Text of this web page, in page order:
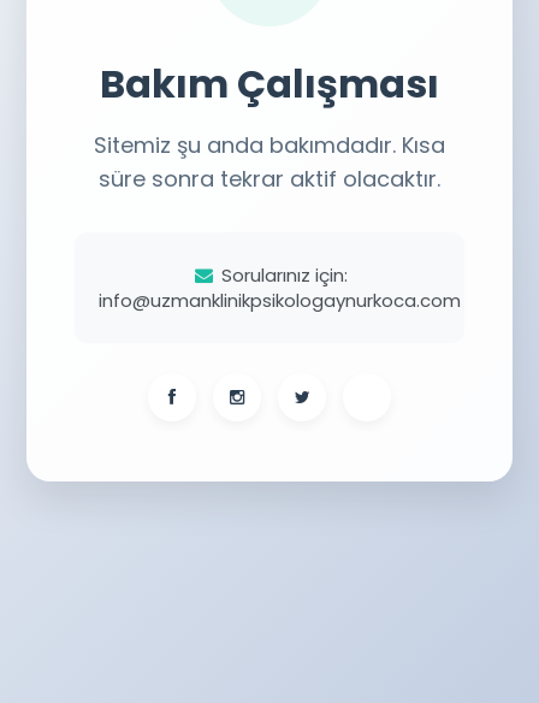
Bakım Çalışması
Sitemiz şu anda bakımdadır. Kısa
süre sonra tekrar aktif olacaktır.
Sorularınız için:
info@uzmanklinikpsikologaynurkoca.com